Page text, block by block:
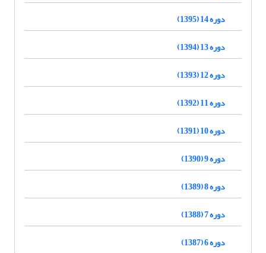
دوره 14 (1395)
دوره 13 (1394)
دوره 12 (1393)
دوره 11 (1392)
دوره 10 (1391)
دوره 9 (1390)
دوره 8 (1389)
دوره 7 (1388)
دوره 6 (1387)